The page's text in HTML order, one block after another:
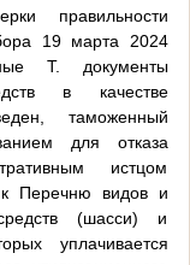
правильности
19 марта 2024
Т. документы
в качестве
таможенный
для отказа
истцом
к Перечню видов и
(шасси) и
уплачивается